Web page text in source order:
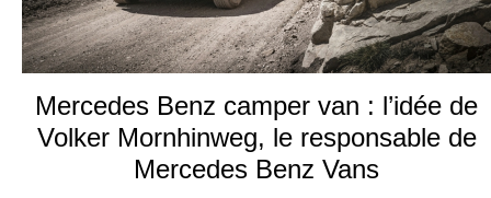
Mercedes Benz camper van : l’idée de
Volker Mornhinweg, le responsable de
Mercedes Benz Vans